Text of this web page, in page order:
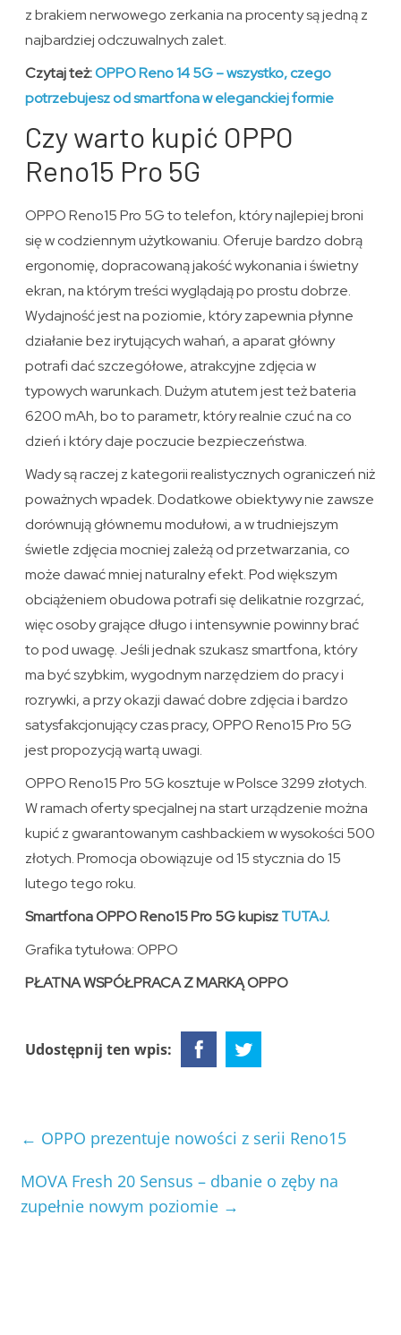
z brakiem nerwowego zerkania na procenty są jedną z
najbardziej odczuwalnych zalet.
Czytaj też:OPPO Reno 14 5G – wszystko, czego
potrzebujesz od smartfona w eleganckiej formie
Czy warto kupić OPPO
Reno15 Pro 5G
OPPO Reno15 Pro 5G to telefon, który najlepiej broni
się w codziennym użytkowaniu. Oferuje bardzo dobrą
ergonomię, dopracowaną jakość wykonania i świetny
ekran, na którym treści wyglądają po prostu dobrze.
Wydajność jest na poziomie, który zapewnia płynne
działanie bez irytujących wahań, a aparat główny
potrafi dać szczegółowe, atrakcyjne zdjęcia w
typowych warunkach. Dużym atutem jest też bateria
6200 mAh, bo to parametr, który realnie czuć na co
dzień i który daje poczucie bezpieczeństwa.
Wady są raczej z kategorii realistycznych ograniczeń niż
poważnych wpadek. Dodatkowe obiektywy nie zawsze
dorównują głównemu modułowi, a w trudniejszym
świetle zdjęcia mocniej zależą od przetwarzania, co
może dawać mniej naturalny efekt. Pod większym
obciążeniem obudowa potrafi się delikatnie rozgrzać,
więc osoby grające długo i intensywnie powinny brać
to pod uwagę. Jeśli jednak szukasz smartfona, który
ma być szybkim, wygodnym narzędziem do pracy i
rozrywki, a przy okazji dawać dobre zdjęcia i bardzo
satysfakcjonujący czas pracy, OPPO Reno15 Pro 5G
jest propozycją wartą uwagi.
OPPO Reno15 Pro 5G kosztuje w Polsce 3299 złotych.
W ramach oferty specjalnej na start urządzenie można
kupić z gwarantowanym cashbackiem w wysokości 500
złotych. Promocja obowiązuje od 15 stycznia do 15
lutego tego roku.
Smartfona OPPO Reno15 Pro 5G kupiszTUTAJ.
Grafika tytułowa: OPPO
PŁATNA WSPÓŁPRACA Z MARKĄ OPPO
Udostępnij ten wpis:
← OPPO prezentuje nowości z serii Reno15
MOVA Fresh 20 Sensus – dbanie o zęby na
zupełnie nowym poziomie →